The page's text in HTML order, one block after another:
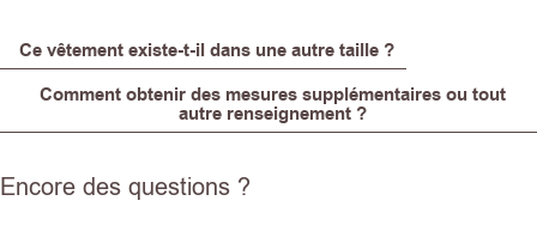
Ce vêtement existe-t-il dans une autre taille ?
Comment obtenir des mesures supplémentaires ou tout
autre renseignement ?
Encore des questions ?